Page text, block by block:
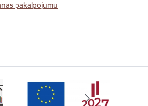
pakalpojumu